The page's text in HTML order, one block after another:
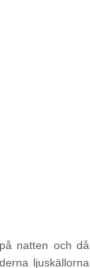
natten och då
ljuskällorna